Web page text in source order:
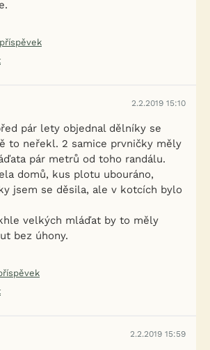
2.2.2019 15:10
pár lety objednal dělníky se
to neřekl. 2 samice prvničky měly
pár metrů od toho randálu.
domů, kus plotu ubouráno,
jsem se děsila, ale v kotcích bylo
velkých mláďat by to měly
bez úhony.
2.2.2019 15:59